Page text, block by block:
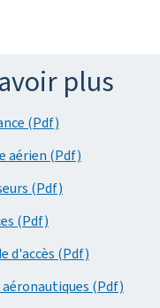
plus
(Pdf)
aérien (Pdf)
(Pdf)
(Pdf)
d'accès (Pdf)
aéronautiques (Pdf)